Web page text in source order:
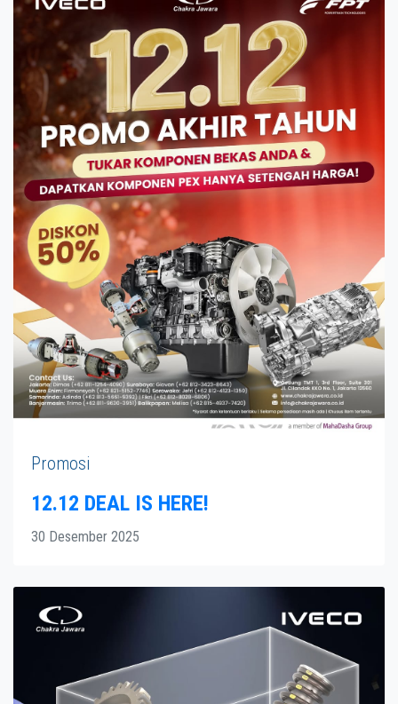
Promosi
12.12 DEAL IS HERE!
30 Desember 2025